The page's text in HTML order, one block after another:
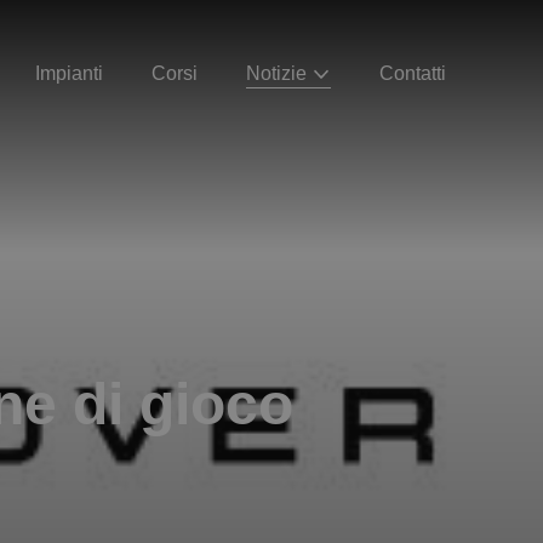
Impianti Corsi Notizie Contatti
di gioco